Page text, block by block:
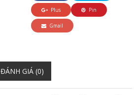
Plus Pin
Gmail
ĐÁNH GIÁ (0)